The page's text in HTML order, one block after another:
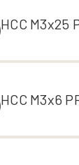
HCC M3x25
HCC M3x6